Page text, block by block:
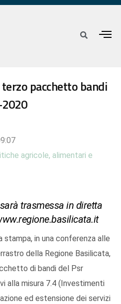
pacchetto bandi
agricole, alimentari e
trasmessa in diretta
stampa, in una conferenza alle
della Regione Basilicata,
di bandi del Psr
alla misura 7.4 (Investimenti
ed estensione dei servizi